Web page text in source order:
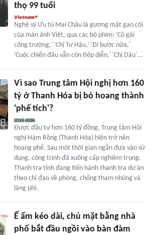
thọ 99 tuổi
Nghệ sỹ Ưu tú Mai Châu là gương mặt gạo cội
của màn ảnh Việt, qua các bộ phim: 'Cô gái
công trường,' 'Chị Tư Hậu,' 'Đi bước nữa,'
'Cuộc chiến đấu vẫn còn tiếp diễn,' 'Chị Dậu'...
Vì sao Trung tâm Hội nghị hơn 160
tỷ ở Thanh Hóa bị bỏ hoang thành
'phế tích'?
Được đầu tư hơn 160 tỷ đồng, Trung tâm Hội
nghị Hàm Rồng (Thanh Hóa) hiện trở nên
hoang phế. Sau một thời gian ngắn đưa vào sử
dụng, công trình đã xuống cấp nghiêm trọng.
Thanh tra tỉnh đang tiến hành thanh tra dự án
theo chỉ đạo về phòng, chống tham nhũng và
lãng phí.
Ế ẩm kéo dài, chủ mặt bằng nhà
phố bắt đầu ngồi vào bàn đàm